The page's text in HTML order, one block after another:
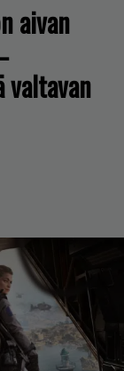
aivan
valtavan